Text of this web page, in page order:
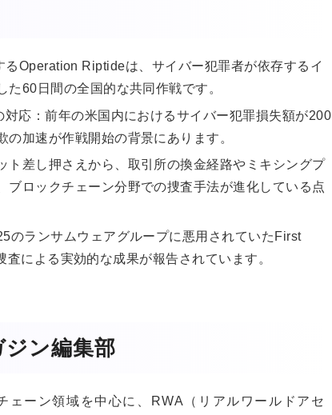
Operation Riptideは、サイバー犯罪者が依存するイ
60日間の全国的な共同作戦です。
応：前年の米国内におけるサイバー犯罪損失額が200
加速が作戦開始の背景にあります。
ト差し押さえから、取引所の換金経路やミキシングプ
ブロックチェーン分野での捜査手法が進化している点
のランサムウェアグループに悪用されていたFirst
による実効的な成果が報告されています。
ン編集部
ーン領域を中心に、RWA（リアルワールドアセ